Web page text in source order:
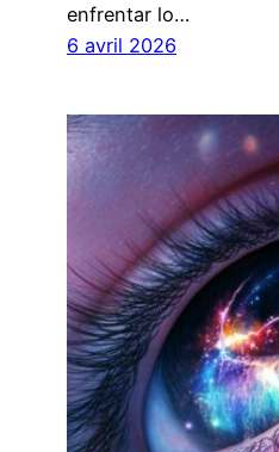
enfrentar lo…
6 avril 2026